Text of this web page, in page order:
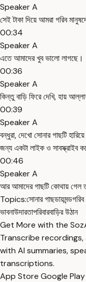
Speaker A
সেই টাকা দিয়ে আমরা গরিব
00:34
Speaker A
এতে আমাদের খুব ভালো লাগছে।
00:36
Speaker A
কিন্তু বাড়ি ফিরে দেখি, হায়
00:39
Speaker A
বন্ধুরা, দেখো সোনার গাছটি
জন্য একটা লাইক ও সাবস্ক্রাইব
00:46
Speaker A
আর আমাদের গাছটি কোথায় গেল
Topics:সোনার গাছডায়মন্ড
ভাবনাউদারতাপরিবারবাড়ির উঠান
Get More with the
Transcribe
with AI summaries,
transcriptions.
App Store Google Play